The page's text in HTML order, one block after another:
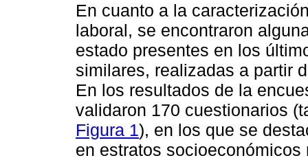
En cuanto a la
laboral, se encontraron
estado presentes en los
similares, realizadas a partir
En los resultados de la
validaron 170 cuestionarios
Figura 1), en los que se
en estratos